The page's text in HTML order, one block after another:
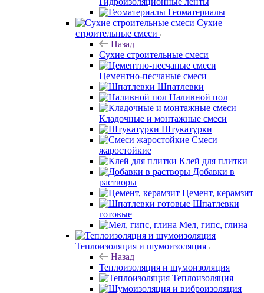
Геоматериалы
Сухие
строительные смеси
Назад
Сухие строительные смеси
Цементно-песчаные смеси
Шпатлевки
Наливной пол
Кладочные и монтажные смеси
Штукатурки
Смеси
жаростойкие
Клей для плитки
Добавки в
растворы
Цемент, керамзит
Шпатлевки
готовые
Мел, гипс, глина
Теплоизоляция и шумоизоляция
Назад
Теплоизоляция и шумоизоляция
Теплоизоляция